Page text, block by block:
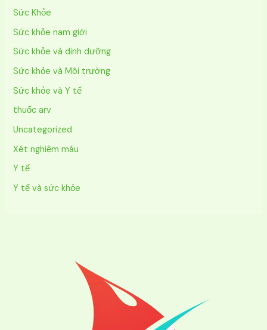
Sức Khỏe
Sức khỏe nam giới
Sức khỏe và dinh dưỡng
Sức khỏe và Môi trường
Sức khỏe và Y tế
thuốc arv
Uncategorized
Xét nghiệm máu
Y tế
Y tế và sức khỏe